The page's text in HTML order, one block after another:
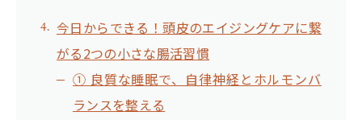
今日からできる！頭皮のエイジングケアに繋
がる2つの小さな腸活習慣
① 良質な睡眠で、自律神経とホルモンバ
ランスを整える